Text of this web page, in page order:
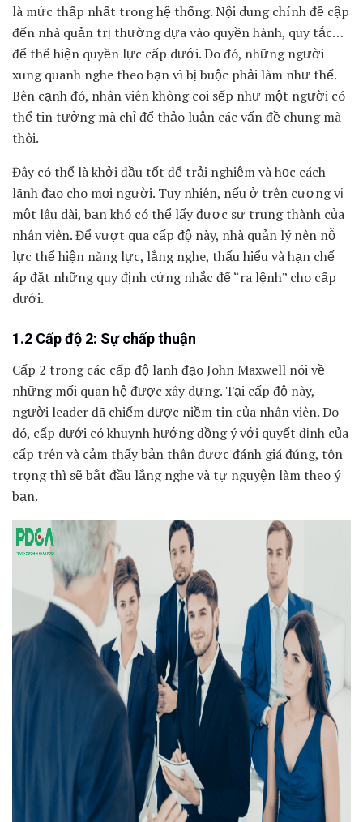
là mức thấp nhất trong hệ thống. Nội dung chính đề cập
đến nhà quản trị thường dựa vào quyền hành, quy tắc…
để thể hiện quyền lực cấp dưới. Do đó, những người
xung quanh nghe theo bạn vì bị buộc phải làm như thế.
Bên cạnh đó, nhân viên không coi sếp như một người có
thể tin tưởng mà chỉ để thảo luận các vấn đề chung mà
thôi.
Đây có thể là khởi đầu tốt để trải nghiệm và học cách
lãnh đạo cho mọi người. Tuy nhiên, nếu ở trên cương vị
một lâu dài, bạn khó có thể lấy được sự trung thành của
nhân viên. Để vượt qua cấp độ này, nhà quản lý nên nỗ
lực thể hiện năng lực, lắng nghe, thấu hiểu và hạn chế
áp đặt những quy định cứng nhắc để “ra lệnh” cho cấp
dưới.
1.2 Cấp độ 2: Sự chấp thuận
Cấp 2 trong các cấp độ lãnh đạo John Maxwell nói về
những mối quan hệ được xây dựng. Tại cấp độ này,
người leader đã chiếm được niềm tin của nhân viên. Do
đó, cấp dưới có khuynh hướng đồng ý với quyết định của
cấp trên và cảm thấy bản thân được đánh giá đúng, tôn
trọng thì sẽ bắt đầu lắng nghe và tự nguyện làm theo ý
bạn.